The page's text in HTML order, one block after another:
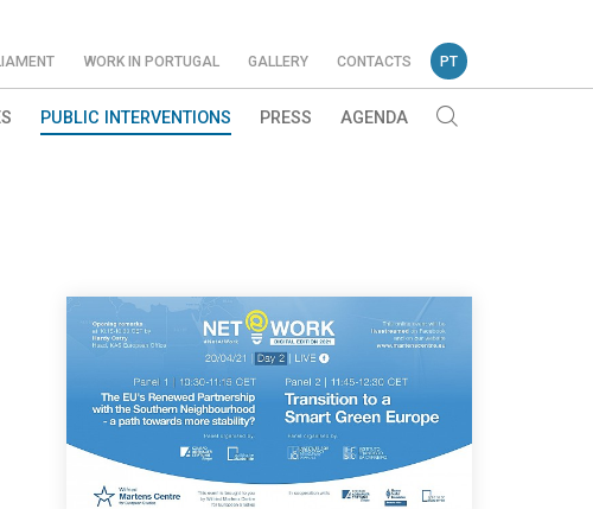
WORK IN PORTUGAL GALLERY CONTACTS PT
PUBLIC INTERVENTIONS PRESS AGENDA